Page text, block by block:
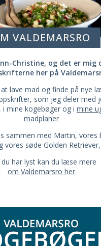
VALDEMARSRO
Christine, og det er mig
her på
at lave mad og finde på nye
som jeg deler med
i mine kogebøger og i mine
madplaner
sammen med Martin, vores
vores søde Golden
du har lyst kan du læse mere
om Valdemarsro her